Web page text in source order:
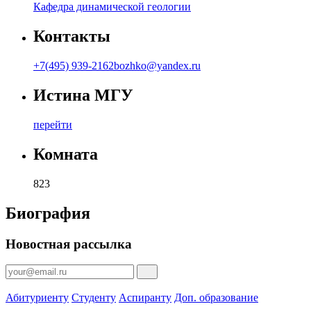
Кафедра динамической геологии
Контакты
+7(495) 939-2162bozhko@yandex.ru
Истина МГУ
перейти
Комната
823
Биография
Новостная рассылка
Абитуриенту Студенту Аспиранту Доп. образование